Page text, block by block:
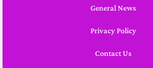
General News
Privacy Policy
Contact Us